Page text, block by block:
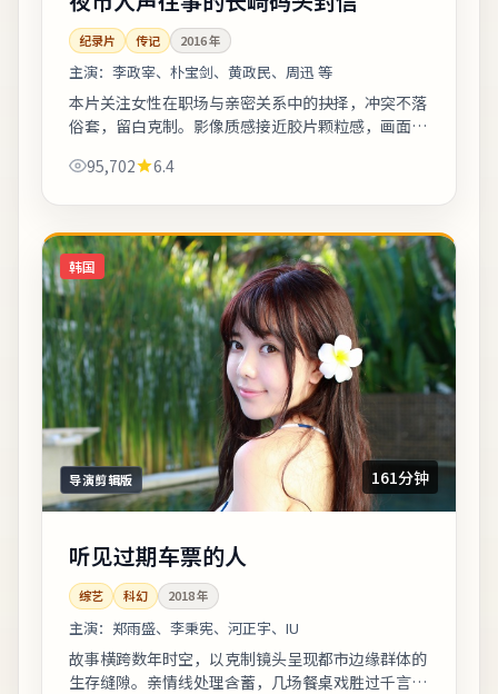
纪录片 传记 2016年
主演： 李政宰、朴宝剑、黄政民、周迅 等
本片关注女性在职场与亲密关系中的抉择，冲突不落
俗套，留白克制。影像质感接近胶片颗粒感，画面颗
象，建议亲自观看并形成独立判断。《夜市...
95,702 6.4
韩国
导演剪辑版 161分钟
听见过期车票的人
综艺 科幻 2018年
主演： 郑雨盛、李秉宪、河正宇、IU
故事横跨数年时空，以克制镜头呈现都市边缘群体的
生存缝隙。亲情线处理含蓄，几场餐桌戏胜过千言万